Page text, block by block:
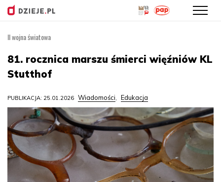
treści
II wojna światowa
81. rocznica marszu śmierci więźniów KL
Stutthof
PUBLIKACJA: 25.01.2026 Wiadomości, Edukacja